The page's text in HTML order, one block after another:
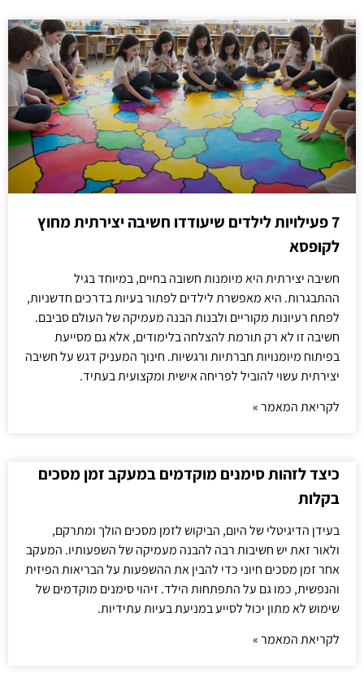
7 פעילויות לילדים שיעודדו חשיבה יצירתית מחוץ
לקופסא
חשיבה יצירתית היא מיומנות חשובה בחיים, במיוחד בגיל
ההתבגרות. היא מאפשרת לילדים לפתור בעיות בדרכים חדשניות,
לפתח רעיונות מקוריים ולבנות הבנה מעמיקה של העולם סביבם.
חשיבה זו לא רק תורמת להצלחה בלימודים, אלא גם מסייעת
בפיתוח מיומנויות חברתיות ורגשיות. חינוך המעניק דגש על חשיבה
יצירתית עשוי להוביל לפריחה אישית ומקצועית בעתיד.
לקריאת המאמר »
כיצד לזהות סימנים מוקדמים במעקב זמן מסכים
בקלות
בעידן הדיגיטלי של היום, הביקוש לזמן מסכים הולך ומתרקם,
ולאור זאת יש חשיבות רבה להבנה מעמיקה של השפעותיו. המעקב
אחר זמן מסכים חיוני כדי להבין את ההשפעות על הבריאות הפיזית
והנפשית, כמו גם על התפתחות הילד. זיהוי סימנים מוקדמים של
שימוש לא מתון יכול לסייע במניעת בעיות עתידיות.
לקריאת המאמר »